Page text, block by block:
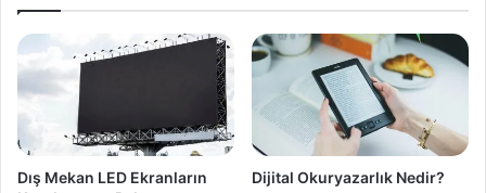
Dış Mekan LED Ekranların
Dijital Okuryazarlık Nedir?